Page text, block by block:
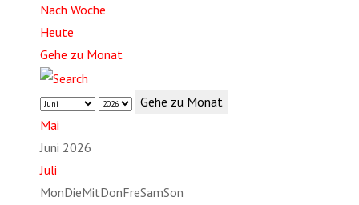
Nach Woche
Heute
Gehe zu Monat
Gehe zu Monat
Mai
Juni 2026
Juli
MonDieMitDonFreSamSon